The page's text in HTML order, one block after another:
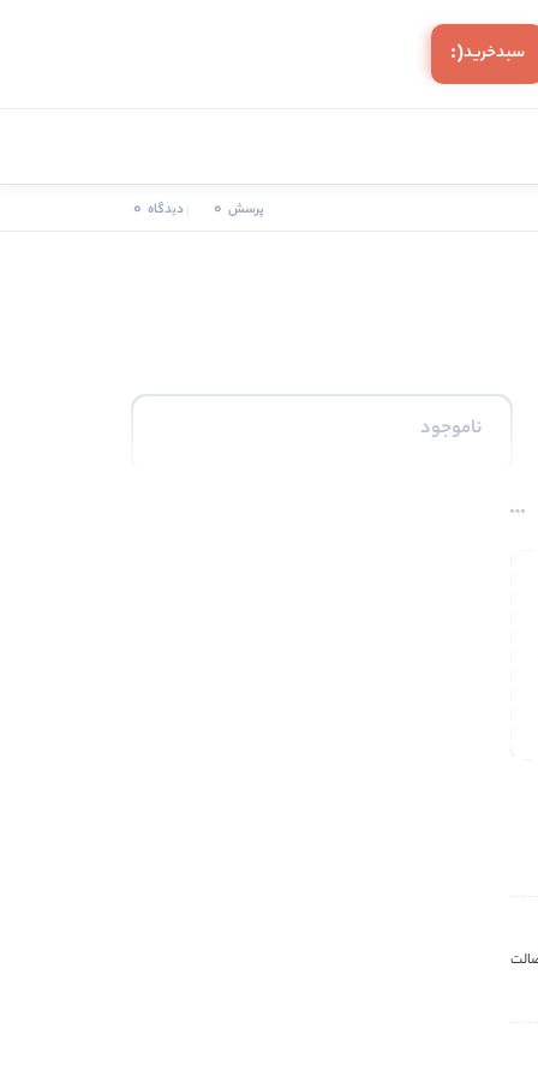
سبد‌خرید(:
پرسش 0 دیدگاه 0
ناموجود